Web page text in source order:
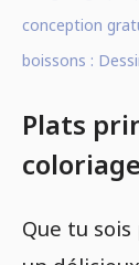
conception
boissons :
Plats
Que tu